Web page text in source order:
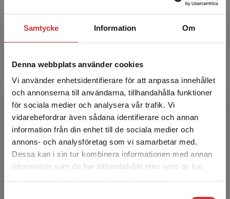
Samtycke Information Om
Denna webbplats använder cookies
Vi använder enhetsidentifierare för att anpassa innehållet
och annonserna till användarna, tillhandahålla funktioner
för sociala medier och analysera vår trafik. Vi
vidarebefordrar även sådana identifierare och annan
information från din enhet till de sociala medier och
annons- och analysföretag som vi samarbetar med.
Dessa kan i sin tur kombinera informationen med annan
information som du har tillhandahållit eller som de har
Begränsad fraktregion
Det verkar som att du besöker
studentlitteratur.se via en enhet utanför Sverige.
Vi erbjuder inte leveranser utanför Sverige. För
Magnus Dahlstedt
vid Linköpings universitet. Hans forskning
fokus på ...
Robert Aman